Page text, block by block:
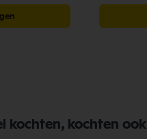
kochten, kochten ook